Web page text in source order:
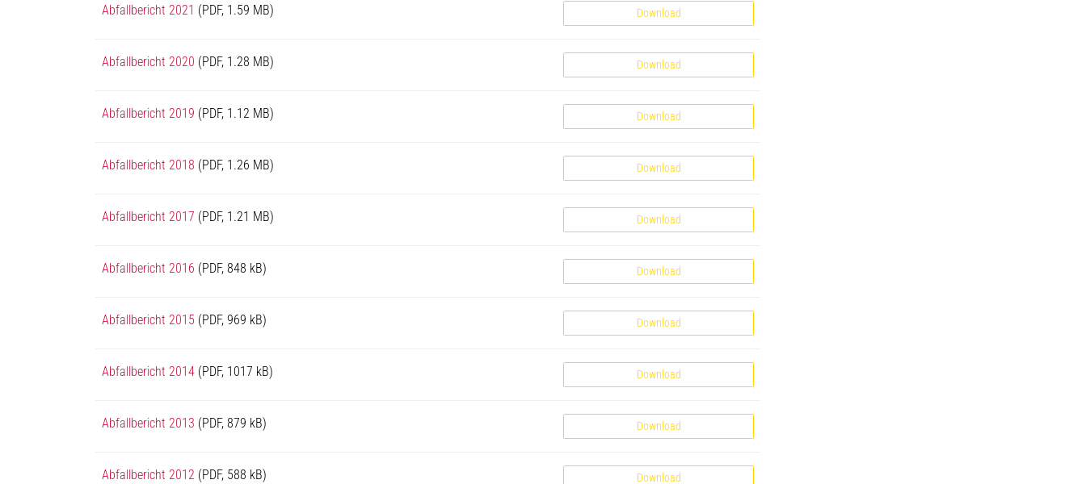
Abfallbericht 2021 (PDF, 1.59 MB) Download
Abfallbericht 2020 (PDF, 1.28 MB) Download
Abfallbericht 2019 (PDF, 1.12 MB) Download
Abfallbericht 2018 (PDF, 1.26 MB) Download
Abfallbericht 2017 (PDF, 1.21 MB) Download
Abfallbericht 2016 (PDF, 848 kB) Download
Abfallbericht 2015 (PDF, 969 kB) Download
Abfallbericht 2014 (PDF, 1017 kB) Download
Abfallbericht 2013 (PDF, 879 kB) Download
Abfallbericht 2012 (PDF, 588 kB) Download